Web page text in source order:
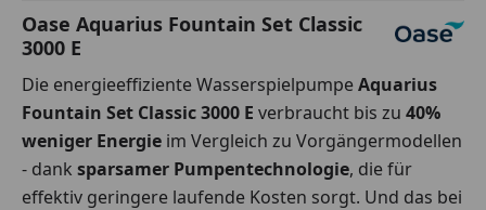
Oase Aquarius Fountain Set Classic
3000 E
Die energieeffiziente WasserspielpumpeAquarius
Fountain Set Classic 3000 E verbraucht bis zu 40%
weniger Energie im Vergleich zu Vorgängermodellen
- dank sparsamer Pumpentechnologie, die für
effektiv geringere laufende Kosten sorgt. Und das bei